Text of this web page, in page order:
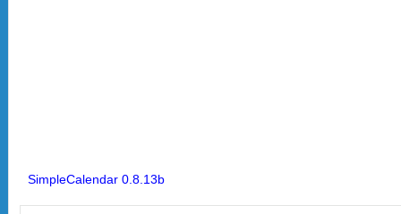
SimpleCalendar 0.8.13b